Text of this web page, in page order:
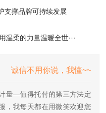
支撑品牌可持续发展
温柔的力量温暖全世···
诚信不用你说，我懂~~
量—值得托付的第三方法定
，我每天都在用微笑欢迎您